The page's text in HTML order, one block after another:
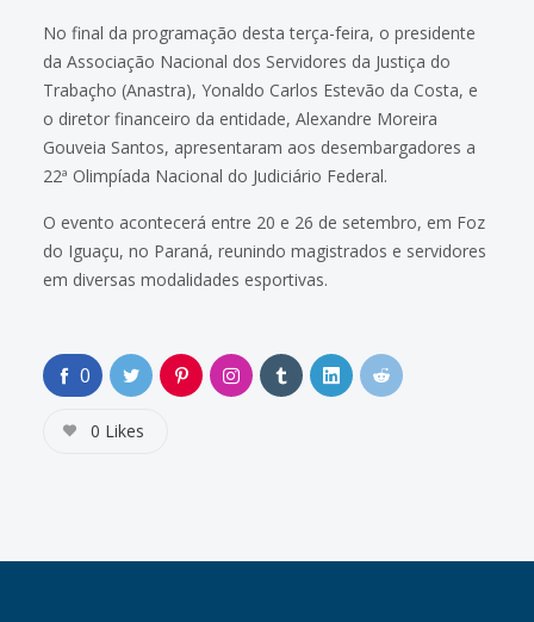
No final da programação desta terça-feira, o presidente
da Associação Nacional dos Servidores da Justiça do
Trabaçho (Anastra), Yonaldo Carlos Estevão da Costa, e
o diretor financeiro da entidade, Alexandre Moreira
Gouveia Santos, apresentaram aos desembargadores a
22ª Olimpíada Nacional do Judiciário Federal.
O evento acontecerá entre 20 e 26 de setembro, em Foz
do Iguaçu, no Paraná, reunindo magistrados e servidores
em diversas modalidades esportivas.
0
0 Likes